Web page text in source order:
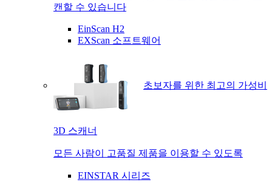
캔할 수 있습니다
EinScan H2
EXScan 소프트웨어
초보자를 위한 최고의 가성비
3D 스캐너
모든 사람이 고품질 제품을 이용할 수 있도록
EINSTAR 시리즈